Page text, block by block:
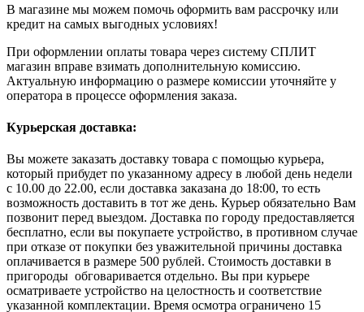
В магазине мы можем помочь оформить вам рассрочку или
кредит на самых выгодных условиях!
При оформлении оплаты товара через систему СПЛИТ
магазин вправе взимать дополнительную комиссию.
Актуальную информацию о размере комиссии уточняйте у
оператора в процессе оформления заказа.
Курьерская доставка:
Вы можете заказать доставку товара с помощью курьера,
который прибудет по указанному адресу в любой день недели
с 10.00 до 22.00, если доставка заказана до 18:00, то есть
возможность доставить в тот же день. Курьер обязательно Вам
позвонит перед выездом. Доставка по городу предоставляется
бесплатно, если вы покупаете устройство, в противном случае
при отказе от покупки без уважительной причины доставка
оплачивается в размере 500 рублей. Стоимость доставки в
пригороды обговаривается отдельно. Вы при курьере
осматриваете устройство на целостность и соответствие
указанной комплектации. Время осмотра ограничено 15